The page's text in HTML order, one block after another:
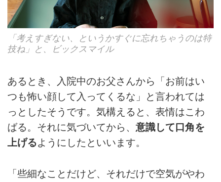
「考えすぎない、というかすぐに忘れちゃうのは特
技ね」と、ビックスマイル
あるとき、入院中のお父さんから「お前はい
つも怖い顔して入ってくるな」と言われては
っとしたそうです。気構えると、表情はこわ
ばる。それに気づいてから、 意識して口角を
上げるようにしたといいます。
「些細なことだけど、それだけで空気がやわ